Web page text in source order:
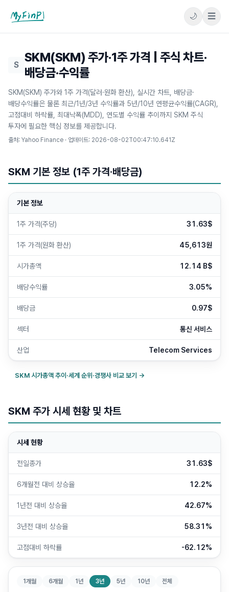
마이핀플
🌙 ☰
S
SKM(SKM) 주가·1주 가격 | 주식 차트·
배당금·수익률
SKM(SKM) 주가와 1주 가격(달러·원화 환산), 실시간 차트, 배당금·
배당수익률은 물론 최근/1년/3년 수익률과 5년/10년 연평균수익률(CAGR),
고점대비 하락률, 최대낙폭(MDD), 연도별 수익률 추이까지 SKM 주식
투자에 필요한 핵심 정보를 제공합니다.
출처: Yahoo Finance · 업데이트: 2026-08-02T00:47:10.641Z
SKM 기본 정보 (1주 가격·배당금)
기본 정보
1주 가격(주당) 31.63$
1주 가격(원화 환산) 45,613원
시가총액 12.14 B$
배당수익률 3.05%
배당금 0.97$
섹터 통신 서비스
산업 Telecom Services
SKM 시가총액 추이·세계 순위·경쟁사 비교 보기 →
SKM 주가 시세 현황 및 차트
시세 현황
전일종가 31.63$
6개월전 대비 상승율 12.2%
1년전 대비 상승율 42.67%
3년전 대비 상승율 58.31%
고점대비 하락률 -62.12%
1개월 6개월 1년 3년 5년 10년 전체